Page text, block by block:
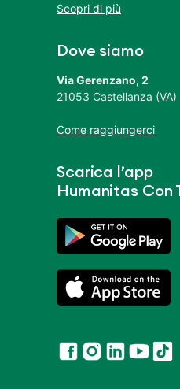
Scopri di più
Dove siamo
Via Gerenzano, 2
21053 Castellanza (VA)
Come raggiungerci
Scarica l’app
Humanitas Con